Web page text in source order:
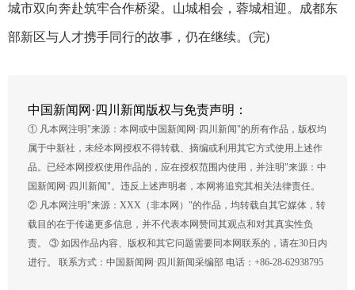
城市双向奔赴筑牢合作桥梁。山城相会，蓉城相迎。成都东
部新区与人才携手同行的故事，仍在继续。(完)
中国新闻网·四川新闻版权与免责声明：
① 凡本网注明"来源：本网或中国新闻网·四川新闻"的所有作品，版权均
属于中新社，未经本网授权不得转载、摘编或利用其它方式使用上述作
品。已经本网授权使用作品的，应在授权范围内使用，并注明"来源：中
国新闻网·四川新闻"。违反上述声明者，本网将追究其相关法律责任。
② 凡本网注明"来源：XXX（非本网）"的作品，均转载自其它媒体，转
载目的在于传递更多信息，并不代表本网赞同其观点和对其真实性负
责。 ③ 如因作品内容、版权和其它问题需要同本网联系的，请在30日内
进行。 联系方式：中国新闻网·四川新闻采编部 电话：+86-28-62938795